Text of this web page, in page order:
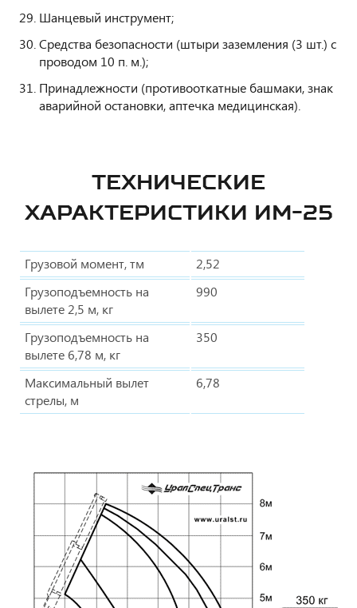
Шанцевый инструмент;
Средства безопасности (штыри заземления (3 шт.) с
проводом 10 п. м.);
Принадлежности (противооткатные башмаки, знак
аварийной остановки, аптечка медицинская).
ТЕХНИЧЕСКИЕ
ХАРАКТЕРИСТИКИ ИМ-25
Грузовой момент, тм
2,52
Грузоподъемность на
вылете 2,5 м, кг
990
Грузоподъемность на
вылете 6,78 м, кг
350
Максимальный вылет
стрелы, м
6,78